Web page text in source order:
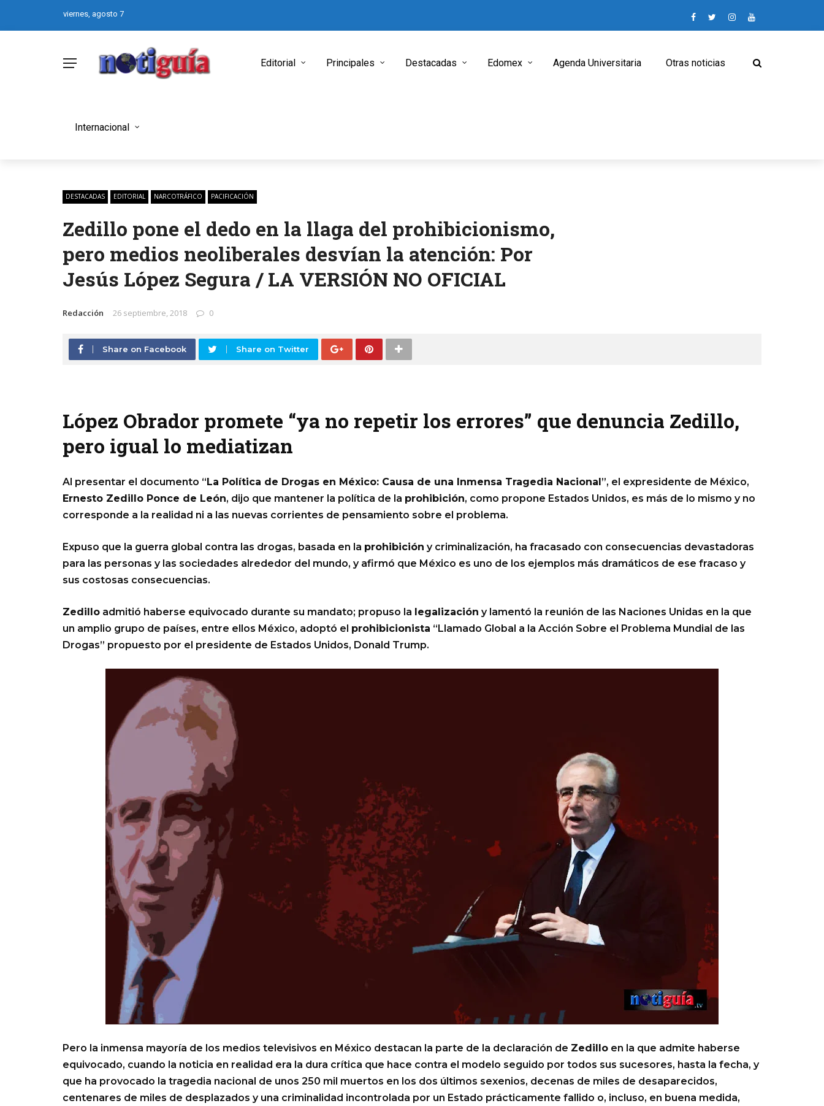
viernes, agosto 7
Editorial Principales Destacadas Edomex Agenda Universitaria Otras noticias
Internacional
DESTACADAS EDITORIAL NARCOTRÁFICO PACIFICACIÓN
Zedillo pone el dedo en la llaga del prohibicionismo,
pero medios neoliberales desvían la atención: Por
Jesús López Segura / LA VERSIÓN NO OFICIAL
Redacción 26 septiembre, 2018 0
Share on Facebook Share on Twitter
López Obrador promete “ya no repetir los errores” que denuncia Zedillo,
pero igual lo mediatizan
Al presentar el documento “La Política de Drogas en México: Causa de una Inmensa Tragedia Nacional”, el expresidente de México,
Ernesto Zedillo Ponce de León, dijo que mantener la política de la prohibición, como propone Estados Unidos, es más de lo mismo y no
corresponde a la realidad ni a las nuevas corrientes de pensamiento sobre el problema.
Expuso que la guerra global contra las drogas, basada en la prohibición y criminalización, ha fracasado con consecuencias devastadoras
para las personas y las sociedades alrededor del mundo, y afirmó que México es uno de los ejemplos más dramáticos de ese fracaso y
sus costosas consecuencias.
Zedillo admitió haberse equivocado durante su mandato; propuso la legalización y lamentó la reunión de las Naciones Unidas en la que
un amplio grupo de países, entre ellos México, adoptó el prohibicionista “Llamado Global a la Acción Sobre el Problema Mundial de las
Drogas” propuesto por el presidente de Estados Unidos, Donald Trump.
Pero la inmensa mayoría de los medios televisivos en México destacan la parte de la declaración de Zedillo en la que admite haberse
equivocado, cuando la noticia en realidad era la dura crítica que hace contra el modelo seguido por todos sus sucesores, hasta la fecha, y
que ha provocado la tragedia nacional de unos 250 mil muertos en los dos últimos sexenios, decenas de miles de desaparecidos,
centenares de miles de desplazados y una criminalidad incontrolada por un Estado prácticamente fallido o, incluso, en buena medida,